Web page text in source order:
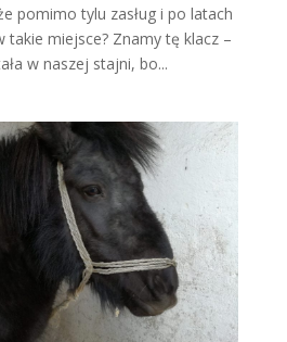
pomimo tylu zasług i po latach
takie miejsce? Znamy tę klacz –
w naszej stajni, bo...